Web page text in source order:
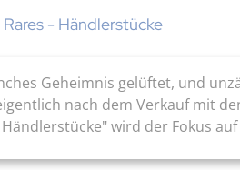
Rares - Händlerstücke
Geheimnis gelüftet, und
nach dem Verkauf mit
wird der Fokus